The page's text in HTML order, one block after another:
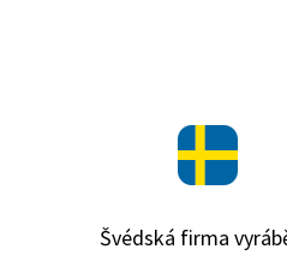
Švédská firma